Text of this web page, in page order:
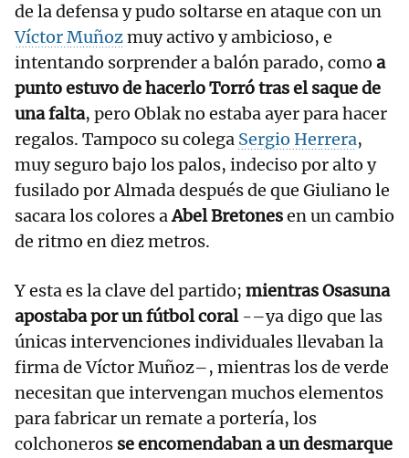
de la defensa y pudo soltarse en ataque con un
Víctor Muñozmuy activo y ambicioso, e
intentando sorprender a balón parado, como a
punto estuvo de hacerlo Torró tras el saque de
una falta, pero Oblak no estaba ayer para hacer
regalos. Tampoco su colega Sergio Herrera,
muy seguro bajo los palos, indeciso por alto y
fusilado por Almada después de que Giuliano le
sacara los colores aAbel Bretonesen un cambio
de ritmo en diez metros.
Y esta es la clave del partido; mientras Osasuna
apostaba por un fútbol coral-–ya digo que las
únicas intervenciones individuales llevaban la
firma de Víctor Muñoz–, mientras los de verde
necesitan que intervengan muchos elementos
para fabricar un remate a portería, los
colchoneros se encomendaban a un desmarque